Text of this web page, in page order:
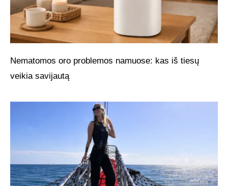
Nematomos oro problemos namuose: kas iš tiesų
veikia savijautą